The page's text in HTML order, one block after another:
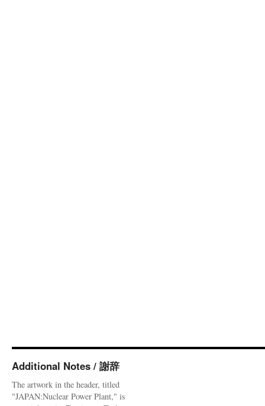
Additional Notes / 謝辞
The artwork in the header, titled
"JAPAN:Nuclear Power Plant," is